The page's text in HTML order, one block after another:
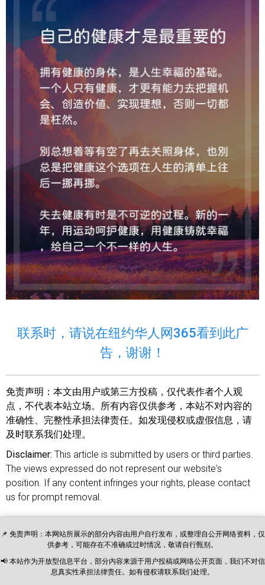
联系时，请说在纽约华人网365看到此广
告，谢谢！
免责声明： 本文由用户或第三方投稿，仅代表作者个人观
点，不代表本站立场。所有内容仅供参考，本站不对内容的
准确性、完整性承担法律责任。如发现侵权或虚假信息，请
及时联系我们处理。
Disclaimer: This article is submitted by users or third parties.
The views expressed do not represent our website's
position. If any content infringes your rights, please contact
us for prompt removal.
📌 免责声明：本网站所展示的部分内容由用户自行发布，或整理自公开网络资料，仅
供参考，可能存在不准确或过时情况，敬请自行甄别。
📢 本站作为开放型信息平台，部分内容来源于用户投稿或网络公开页面，我们不对信
息真实性承担法律责任。如有侵权请联系我们处理。